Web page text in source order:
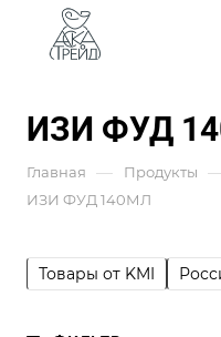
ИЗИ ФУД
Главная — Продукты
ИЗИ ФУД 140МЛ
Товары от KMI